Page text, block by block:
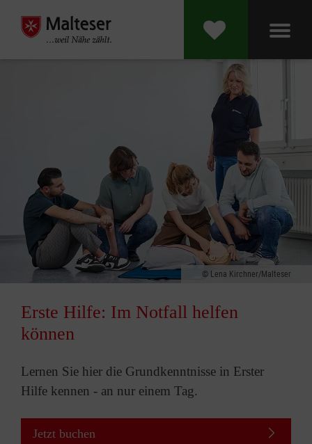
Lena Kirchner/Malteser
Erste Hilfe: Im Notfall helfen
können
Lernen Sie hier die Grundkenntnisse in Erster
Hilfe kennen - an nur einem Tag.
Jetzt buchen